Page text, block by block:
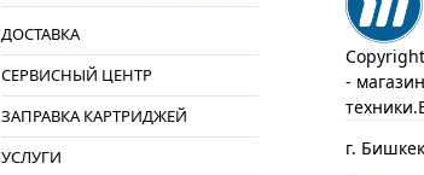
ДОСТАВКА
СЕРВИСНЫЙ ЦЕНТР
ЗАПРАВКА КАРТРИДЖЕЙ
УСЛУГИ
-
г.